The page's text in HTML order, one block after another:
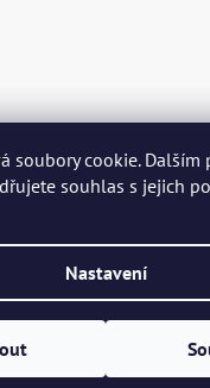
soubory cookie. Dalším
souhlas s jejich
Nastavení
Vytvořil Shoptet
shop RENOMAG spol. s